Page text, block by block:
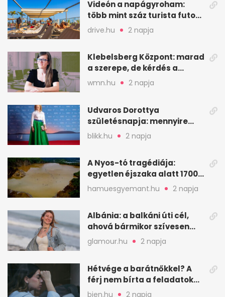
Videón a napágyroham:
több mint száz turista futott
a helyekért Tenerifén
drive.hu 2 napja
Klebelsberg Központ: marad
a szerepe, de kérdés a
hitelessége
wmn.hu 2 napja
Udvaros Dorottya
születésnapja: mennyire
ismered a filmszerepeit?
blikk.hu 2 napja
A Nyos-tó tragédiája:
egyetlen éjszaka alatt 1700
ember halt meg
hamuesgyemant.hu 2 napja
Albánia: a balkáni úti cél,
ahová bármikor szívesen
visszamennék
glamour.hu 2 napja
Hétvége a barátnőkkel? A
férj nem bírta a feladatokat,
a feleség levegőt kér
bien.hu 2 napja